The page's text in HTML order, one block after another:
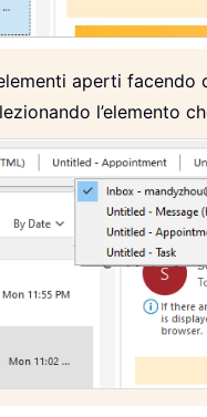
aperti facendo
l’elemento